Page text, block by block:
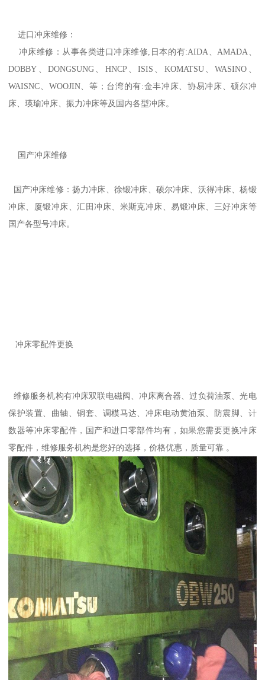
进口冲床维修：
冲床维修：从事各类进口冲床维修,日本的有:AIDA、AMADA、
DOBBY、DONGSUNG、HNCP、ISIS、KOMATSU、WASINO、
WAISNC、WOOJIN、等；台湾的有:金丰冲床、协易冲床、硕尔冲
床、瑛瑜冲床、振力冲床等及国内各型冲床。
国产冲床维修
国产冲床维修：扬力冲床、徐锻冲床、硕尔冲床、沃得冲床、杨锻
冲床、厦锻冲床、汇田冲床、米斯克冲床、易锻冲床、三好冲床等
国产各型号冲床。
冲床零配件更换
维修服务机构有冲床双联电磁阀、冲床离合器、过负荷油泵、光电
保护装置、曲轴、铜套、调模马达、冲床电动黄油泵、防震脚、计
数器等冲床零配件，国产和进口零部件均有，如果您需要更换冲床
零配件，维修服务机构是您好的选择，价格优惠，质量可靠 。